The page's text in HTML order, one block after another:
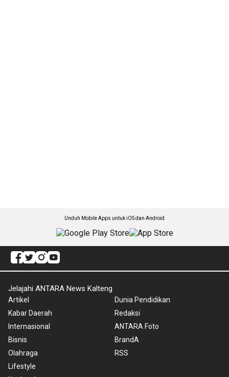
Unduh Mobile Apps untuk iOS dan Android
Jelajahi ANTARA News Kalteng
Artikel
Kabar Daerah
Internasional
Bisnis
Olahraga
Lifestyle
Dunia Pendidikan
Redaksi
ANTARA Foto
BrandA
RSS